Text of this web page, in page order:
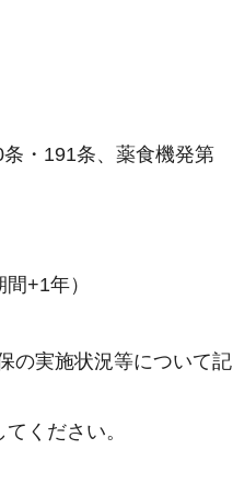
・191条、薬食機発第
+1年）
の実施状況等について記
ください。